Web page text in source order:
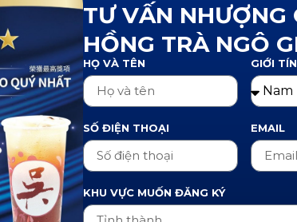
sàng để bạn tiếp tục hành trình may mắn
tiếp theo chúng mình công bố, tên các
tại đây:
https://wujiateavn.com/the-le-
TƯ VẤN NHƯỢNG
HỒNG TRÀ NGÔ
HỌ VÀ TÊN GIỚI
SỐ ĐIỆN THOẠI EMAIL
KHU VỰC MUỐN ĐĂNG KÝ